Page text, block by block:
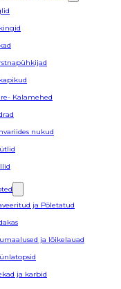
Kalamehed
nukud
ja Põletatud
ja lõikelauad
ja karbid